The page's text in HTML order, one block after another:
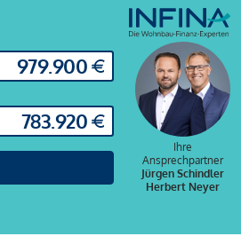
Ihre
Ansprechpartner
Jürgen Schindler
Herbert Neyer